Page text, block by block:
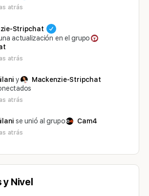
atrás
Stripchat
actualización en el grupo
atrás
y
Mackenzie-Stripchat
atrás
se unió al grupo Cam4
atrás
y Nivel